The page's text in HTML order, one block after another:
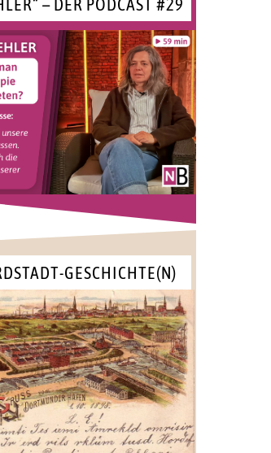
– DER PODCAST #29
GESCHICHTE(N)